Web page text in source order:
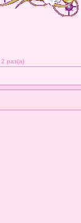
раз(а)